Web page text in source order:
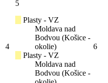
4
5
Plasty - VZ
Moldava nad
Bodvou (Košice -
okolie)
Plasty - VZ
Moldava nad
Bodvou (Košice -
6